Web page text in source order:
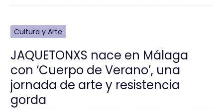
Cultura y Arte
JAQUETONXS nace en Málaga
con ‘Cuerpo de Verano’, una
jornada de arte y resistencia
gorda